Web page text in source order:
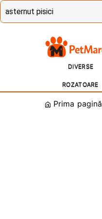
Treci
Sări
DIVERSE
ROZATOARE
Prima pagină